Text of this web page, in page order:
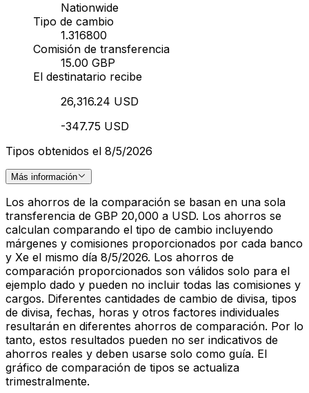
Nationwide
Tipo de cambio
1.316800
Comisión de transferencia
15.00 GBP
El destinatario recibe
26,316.24 USD
-347.75 USD
Tipos obtenidos el 8/5/2026
Más información
Los ahorros de la comparación se basan en una sola
transferencia de GBP 20,000 a USD. Los ahorros se
calculan comparando el tipo de cambio incluyendo
márgenes y comisiones proporcionados por cada banco
y Xe el mismo día 8/5/2026. Los ahorros de
comparación proporcionados son válidos solo para el
ejemplo dado y pueden no incluir todas las comisiones y
cargos. Diferentes cantidades de cambio de divisa, tipos
de divisa, fechas, horas y otros factores individuales
resultarán en diferentes ahorros de comparación. Por lo
tanto, estos resultados pueden no ser indicativos de
ahorros reales y deben usarse solo como guía. El
gráfico de comparación de tipos se actualiza
trimestralmente.